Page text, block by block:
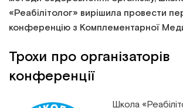
«Реабілітолог» вирішила провести
конференцію з Комплементарної
Трохи про організаторів
конференції
Школа